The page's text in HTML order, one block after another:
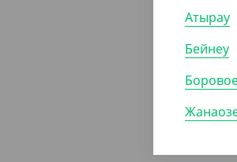
4
Атырау
Бейнеу